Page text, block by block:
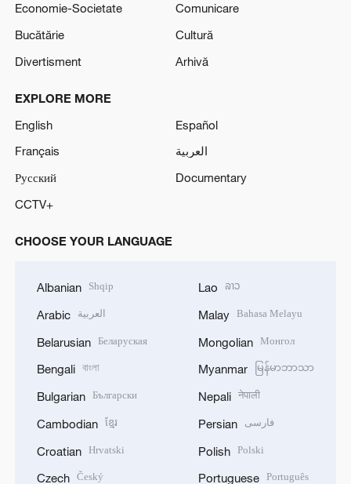
Economie-Societate
Comunicare
Bucătărie
Cultură
Divertisment
Arhivă
EXPLORE MORE
English
Español
Français
العربية
Русский
Documentary
CCTV+
CHOOSE YOUR LANGUAGE
Albanian Shqip
Arabic العربية
Belarusian Беларуская
Bengali বাংলা
Bulgarian Български
Cambodian ខ្មែរ
Croatian Hrvatski
Czech Český
Lao ລາວ
Malay Bahasa Melayu
Mongolian Монгол
Myanmar မြန်မာဘာသာ
Nepali नेपाली
Persian فارسی
Polish Polski
Portuguese Português